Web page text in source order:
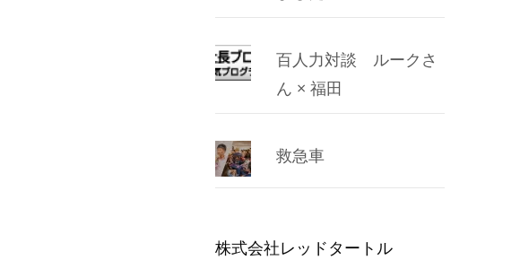
百人力対談 ルークさ
ん × 福田
救急車
株式会社レッドタートル